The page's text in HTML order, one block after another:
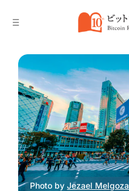
Photo by Jezael Melgoza